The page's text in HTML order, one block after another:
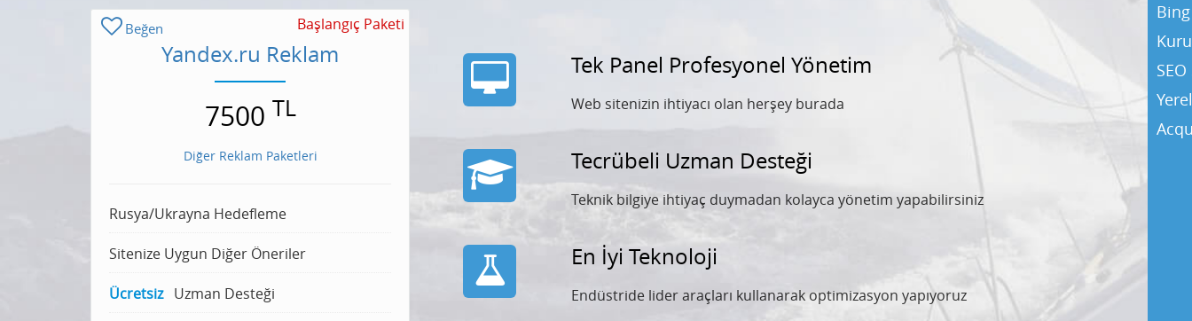
Beğen Başlangıç Paketi
Yandex.ru Reklam
7500 TL
Diğer Reklam Paketleri
Rusya/Ukrayna Hedefleme
Sitenize Uygun Diğer Öneriler
Ücretsiz Uzman Desteği
Tek Panel Profesyonel Yönetim
Web sitenizin ihtiyacı olan herşey burada
Tecrübeli Uzman Desteği
Teknik bilgiye ihtiyaç duymadan kolayca yönetim yapabilirsiniz
En İyi Teknoloji
Endüstride lider araçları kullanarak optimizasyon yapıyoruz